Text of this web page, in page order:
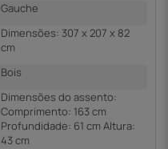
Gauche
Dimensões: 307 x 207 x 82
cm
Bois
Dimensões do assento:
Comprimento: 163 cm
Profundidade: 61 cm Altura:
43 cm